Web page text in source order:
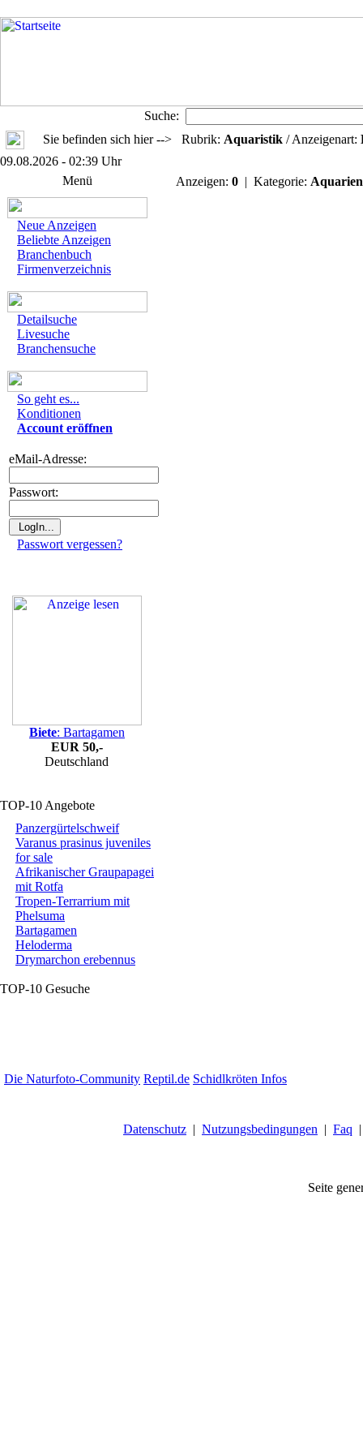
Suche:
Sie befinden sich hier --> Rubrik: Aquaristik / Anzeigenart:
09.08.2026 - 02:39 Uhr
Menü
Neue Anzeigen
Beliebte Anzeigen
Branchenbuch
Firmenverzeichnis
Detailsuche
Livesuche
Branchensuche
So geht es...
Konditionen
Account eröffnen
eMail-Adresse:
Passwort:
Passwort vergessen?
Biete: Bartagamen
EUR 50,-
Deutschland
TOP-10 Angebote
Panzergürtelschweif
Varanus prasinus juveniles
for sale
Afrikanischer Graupapagei
mit Rotfa
Tropen-Terrarrium mit
Phelsuma
Bartagamen
Heloderma
Drymarchon erebennus
TOP-10 Gesuche
Anzeigen: 0 | Kategorie: Aquarien
Die Naturfoto-Community Reptil.de Schidlkröten Infos
Datenschutz | Nutzungsbedingungen | Faq
Seite